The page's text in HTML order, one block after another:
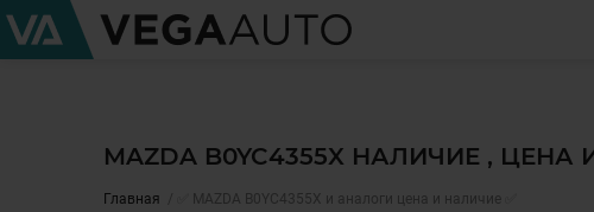
MAZDA B0YC4355X НАЛИЧИЕ ,
Главная ✅ MAZDA B0YC4355X и аналоги цена и наличие ✅